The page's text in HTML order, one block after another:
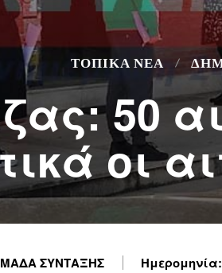
ΤΟΠΙΚΆ ΝΈΑ
50
οι
ΣΥΝΤΑΞΗΣ Ημερομηνία: